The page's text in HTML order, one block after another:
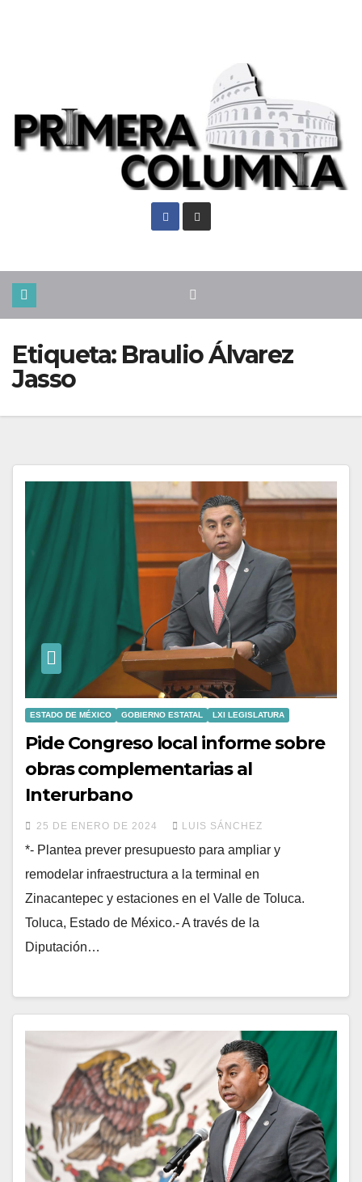
Etiqueta: Braulio Álvarez
Jasso
ESTADO DE MÉXICO GOBIERNO ESTATAL LXI LEGISLATURA
Pide Congreso local informe sobre
obras complementarias al
Interurbano
25 DE ENERO DE 2024 LUIS SÁNCHEZ
*- Plantea prever presupuesto para ampliar y
remodelar infraestructura a la terminal en
Zinacantepec y estaciones en el Valle de Toluca.
Toluca, Estado de México.- A través de la
Diputación…